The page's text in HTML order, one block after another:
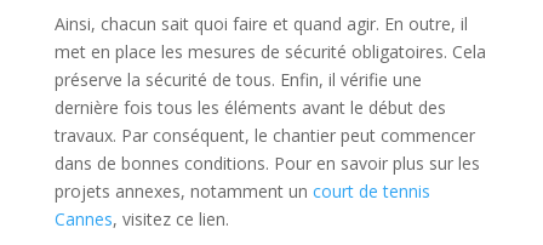
Ainsi, chacun sait quoi faire et quand agir. En outre, il
met en place les mesures de sécurité obligatoires. Cela
préserve la sécurité de tous. Enfin, il vérifie une
dernière fois tous les éléments avant le début des
travaux. Par conséquent, le chantier peut commencer
dans de bonnes conditions. Pour en savoir plus sur les
projets annexes, notamment un court de tennis
Cannes, visitez ce lien.